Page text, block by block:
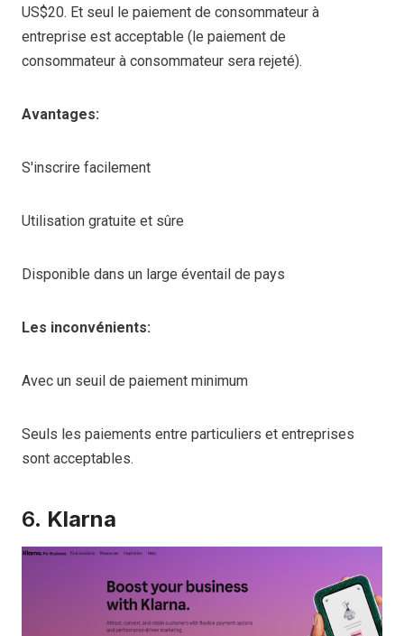
US$20. Et seul le paiement de consommateur à
entreprise est acceptable (le paiement de
consommateur à consommateur sera rejeté).
Avantages:
S'inscrire facilement
Utilisation gratuite et sûre
Disponible dans un large éventail de pays
Les inconvénients:
Avec un seuil de paiement minimum
Seuls les paiements entre particuliers et entreprises
sont acceptables.
6. Klarna